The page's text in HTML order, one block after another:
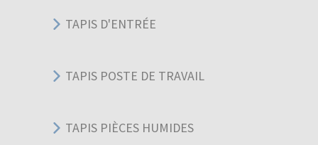
TAPIS D'ENTRÉE
TAPIS POSTE DE TRAVAIL
TAPIS PIÈCES HUMIDES